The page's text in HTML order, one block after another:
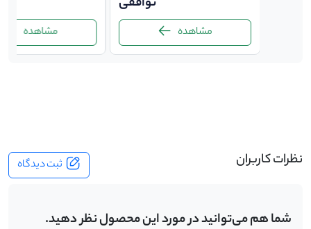
مشاهده مشاهده
نظرات کاربران ثبت دیدگاه
شما هم می‌توانید در مورد این محصول نظر دهید.